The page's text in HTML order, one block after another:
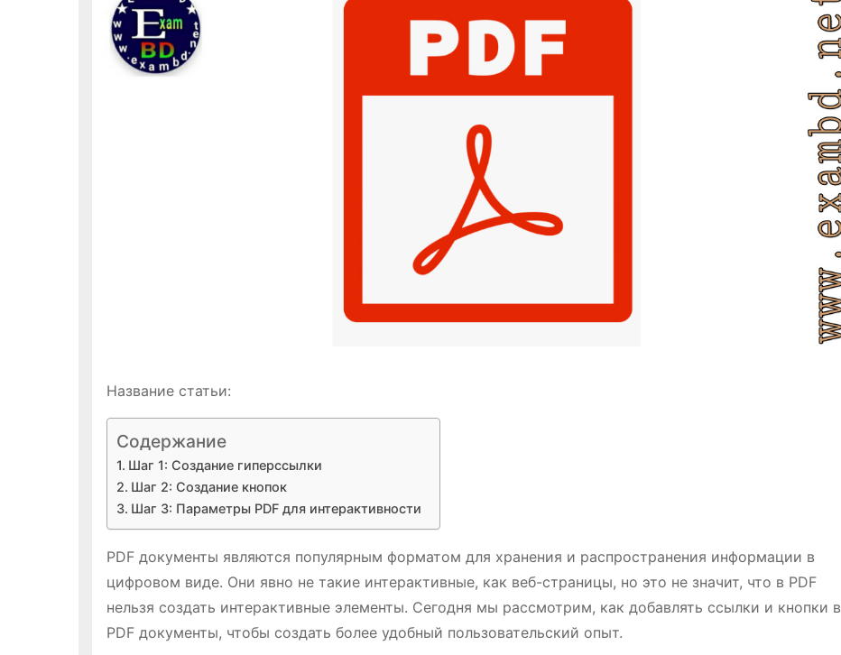
Название статьи:
Содержание
Шаг 1: Создание гиперссылки
Шаг 2: Создание кнопок
Шаг 3: Параметры PDF для интерактивности
PDF документы являются популярным форматом для хранения и распространения информации в
цифровом виде. Они явно не такие интерактивные, как веб-страницы, но это не значит, что в PDF
нельзя создать интерактивные элементы. Сегодня мы рассмотрим, как добавлять ссылки и кнопки в
PDF документы, чтобы создать более удобный пользовательский опыт.